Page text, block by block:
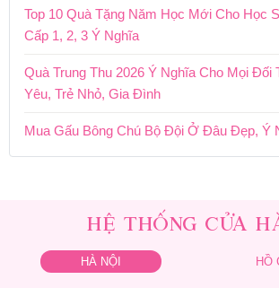
Top 10 Quà Tặng Năm Học Mới Cho Học
Cấp 1, 2, 3 Ý Nghĩa
Quà Trung Thu 2026 Ý Nghĩa Cho Mọi
Yêu, Trẻ Nhỏ, Gia Đình
Mua Gấu Bông Chú Bộ Đội Ở Đâu Đẹp, Ý
HỆ THỐNG CỬA
HÀ NỘI HỒ